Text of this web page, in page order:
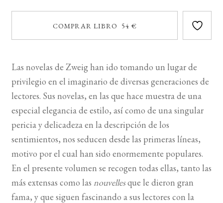
el
menú
MI CUENTA
BUSCAR
LISTA DE LIBROS
COMPRAR LIBRO 54 €
Las novelas de Zweig han ido tomando un lugar de
privilegio en el imaginario de diversas generaciones de
lectores. Sus novelas, en las que hace muestra de una
especial elegancia de estilo, así como de una singular
pericia y delicadeza en la descripción de los
sentimientos, nos seducen desde las primeras líneas,
motivo por el cual han sido enormemente populares.
En el presente volumen se recogen todas ellas, tanto las
más extensas como las nouvellesque le dieron gran
fama, y que siguen fascinando a sus lectores con la